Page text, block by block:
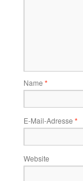
Name *
E-Mail-Adresse *
Website